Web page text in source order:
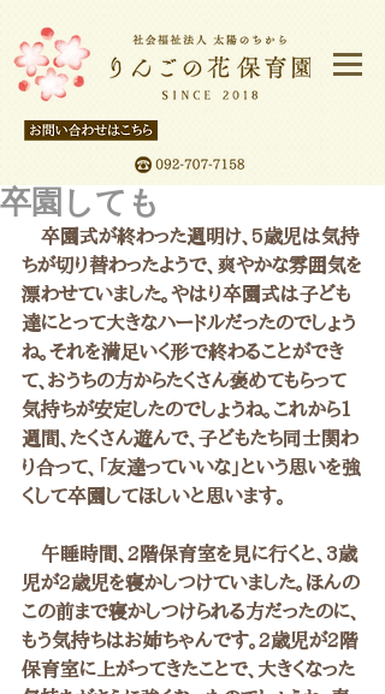
卒園しても
卒園式が終わった週明け、5歳児は気持
ちが切り替わったようで、爽やかな雰囲気を
漂わせていました。やはり卒園式は子ども
達にとって大きなハードルだったのでしょう
ね。それを満足いく形で終わることができ
て、おうちの方からたくさん褒めてもらって
気持ちが安定したのでしょうね。これから1
週間、たくさん遊んで、子どもたち同士関わ
り合って、「友達っていいな」という思いを強
くして卒園してほしいと思います。
午睡時間、2階保育室を見に行くと、3歳
児が2歳児を寝かしつけていました。ほんの
この前まで寝かしつけられる方だったのに、
もう気持ちはお姉ちゃんです。2歳児が2階
保育室に上がってきたことで、大きくなった